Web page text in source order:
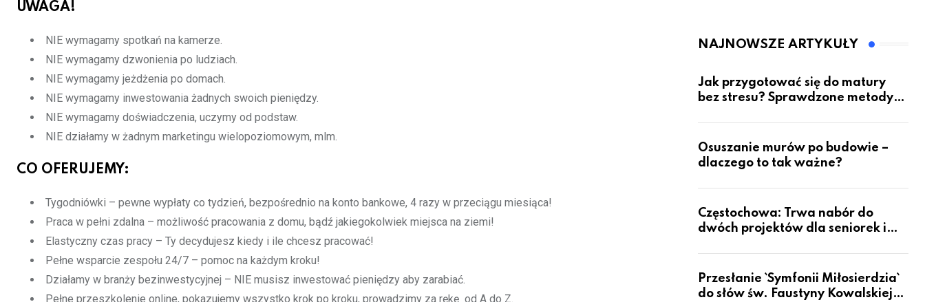
UWAGA!
NIE wymagamy spotkań na kamerze.
NIE wymagamy dzwonienia po ludziach.
NIE wymagamy jeżdżenia po domach.
NIE wymagamy inwestowania żadnych swoich pieniędzy.
NIE wymagamy doświadczenia, uczymy od podstaw.
NIE działamy w żadnym marketingu wielopoziomowym, mlm.
CO OFERUJEMY:
Tygodniówki – pewne wypłaty co tydzień, bezpośrednio na konto bankowe, 4 razy w przeciągu miesiąca!
Praca w pełni zdalna – możliwość pracowania z domu, bądź jakiegokolwiek miejsca na ziemi!
Elastyczny czas pracy – Ty decydujesz kiedy i ile chcesz pracować!
Pełne wsparcie zespołu 24/7 – pomoc na każdym kroku!
Działamy w branży bezinwestycyjnej – NIE musisz inwestować pieniędzy aby zarabiać.
Pełne przeszkolenie online, pokazujemy wszystko krok po kroku, prowadzimy za rękę od A do Z.
pacjentów?
NAJNOWSZE ARTYKUŁY
Jak przygotować się do matury
bez stresu? Sprawdzone metody
Osuszanie murów po budowie –
dlaczego to tak ważne?
Częstochowa: Trwa nabór do
dwóch projektów dla seniorek i
Przesłanie `Symfonii Miłosierdzia`
do słów św. Faustyny Kowalskiej